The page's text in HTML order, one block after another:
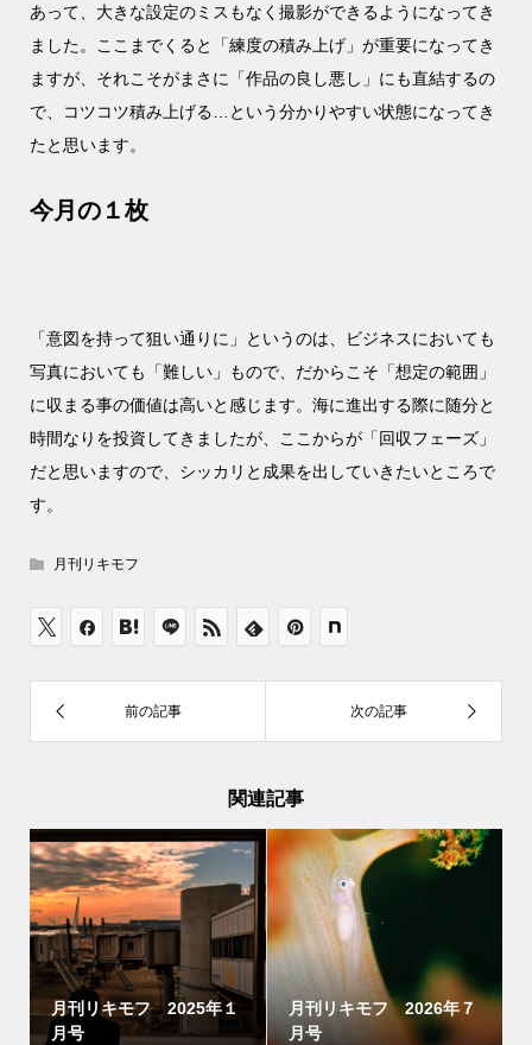
あって、大きな設定のミスもなく撮影ができるようになってき
ました。ここまでくると「練度の積み上げ」が重要になってき
ますが、それこそがまさに「作品の良し悪し」にも直結するの
で、コツコツ積み上げる…という分かりやすい状態になってき
たと思います。
今月の１枚
「意図を持って狙い通りに」というのは、ビジネスにおいても
写真においても「難しい」もので、だからこそ「想定の範囲」
に収まる事の価値は高いと感じます。海に進出する際に随分と
時間なりを投資してきましたが、ここからが「回収フェーズ」
だと思いますので、シッカリと成果を出していきたいところで
す。
月刊リキモフ
関連記事
月刊リキモフ 2025年１
月号
月刊リキモフ 2026年７
月号